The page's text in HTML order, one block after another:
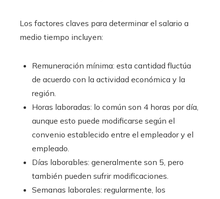
Los factores claves para determinar el salario a
medio tiempo incluyen:
Remuneración mínima: esta cantidad fluctúa
de acuerdo con la actividad económica y la
región.
Horas laboradas: lo común son 4 horas por día,
aunque esto puede modificarse según el
convenio establecido entre el empleador y el
empleado.
Días laborables: generalmente son 5, pero
también pueden sufrir modificaciones.
Semanas laborales: regularmente, los